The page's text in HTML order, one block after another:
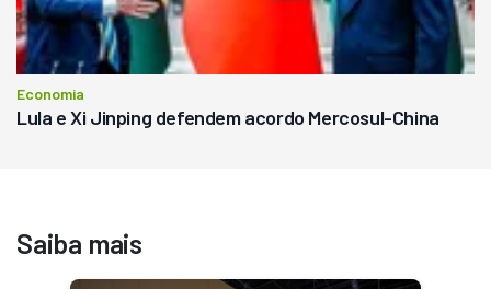
Economia
Lula e Xi Jinping defendem acordo Mercosul-China
Saiba mais